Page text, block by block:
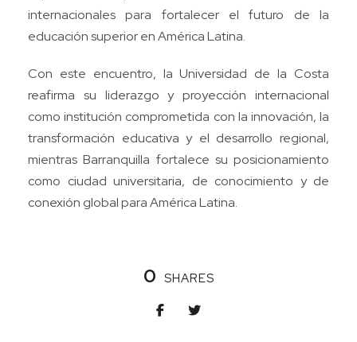
internacionales para fortalecer el futuro de la
educación superior en América Latina.
Con este encuentro, la Universidad de la Costa
reafirma su liderazgo y proyección internacional
como institución comprometida con la innovación, la
transformación educativa y el desarrollo regional,
mientras Barranquilla fortalece su posicionamiento
como ciudad universitaria, de conocimiento y de
conexión global para América Latina.
0 SHARES